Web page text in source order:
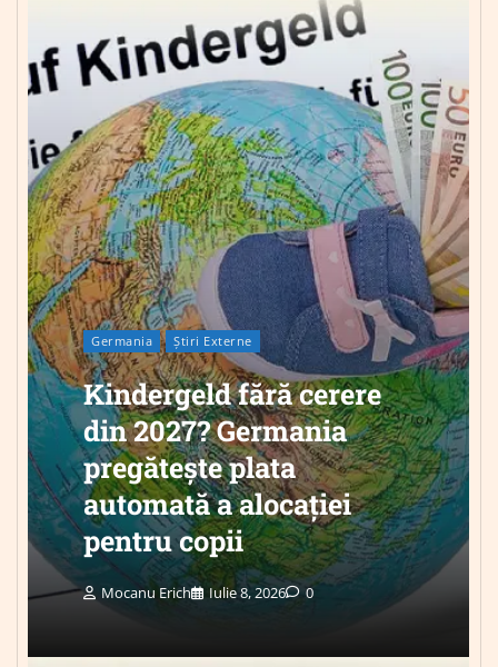
Germania Știri Externe
Kindergeld fără cerere
din 2027? Germania
pregătește plata
automată a alocației
pentru copii
Mocanu Erich Iulie 8, 2026 0